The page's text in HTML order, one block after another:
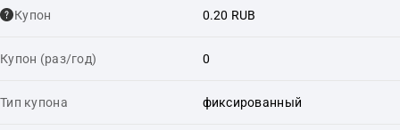
Купон 0.20 RUB
Купон (раз/год) 0
Тип купона фиксированный